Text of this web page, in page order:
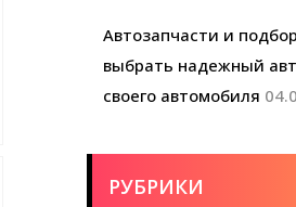
Автозапчасти и
выбрать надежный
своего автомобиля
РУБРИКИ